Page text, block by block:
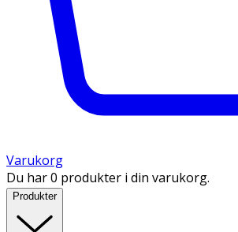
Varukorg
Du har 0 produkter i din varukorg.
Produkter